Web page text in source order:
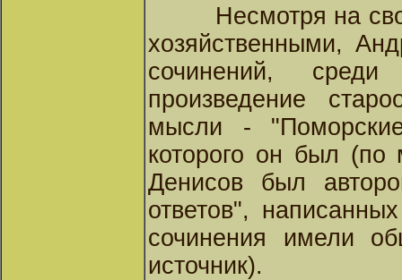
Несмотря на
хозяйственными,
сочинений,
произведение
мысли -
которого он был (по
Денисов был
ответов",
сочинения имели
источник).